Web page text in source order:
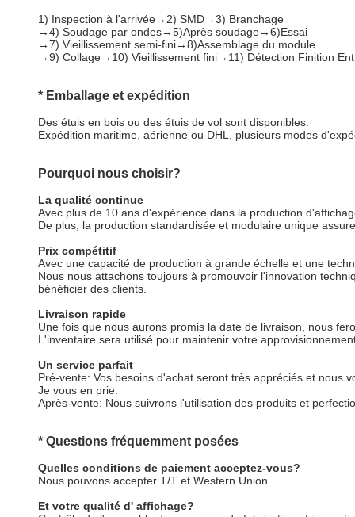
1) Inspection à l'arrivée→2) SMD→3) Branchage
→4) Soudage par ondes→5)Après soudage→6)Essai
→7) Vieillissement semi-fini→8)Assemblage du module
→9) Collage→10) Vieillissement fini→11) Détection Finition
* Emballage et expédition
Des étuis en bois ou des étuis de vol sont disponibles.
Expédition maritime, aérienne ou DHL, plusieurs modes
Pourquoi nous choisir?
La qualité continue
Avec plus de 10 ans d'expérience dans la production
De plus, la production standardisée et modulaire unique
Prix compétitif
Avec une capacité de production à grande échelle et une
Nous nous attachons toujours à promouvoir l'innovation
bénéficier des clients.
Livraison rapide
Une fois que nous aurons promis la date de livraison, nous
L'inventaire sera utilisé pour maintenir votre
Un service parfait
Pré-vente: Vos besoins d'achat seront très appréciés et nous
Je vous en prie.
Après-vente: Nous suivrons l'utilisation des produits et
* Questions fréquemment posées
Quelles conditions de paiement acceptez-vous?
Nous pouvons accepter T/T et Western Union.
Et votre qualité d' affichage?